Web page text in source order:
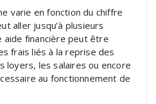
varie en fonction du chiffre
aller jusqu’à plusieurs
aide financière peut être
frais liés à la reprise des
loyers, les salaires ou encore
au fonctionnement de